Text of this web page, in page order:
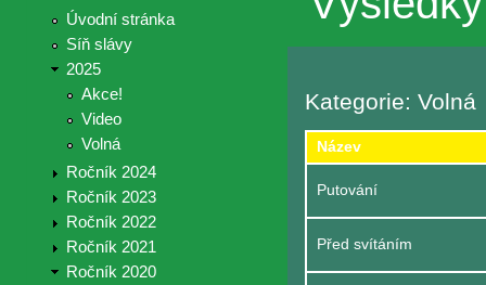
Úvodní stránka
Síň slávy
2025
Akce!
Video
Volná
Ročník 2024
Ročník 2023
Ročník 2022
Ročník 2021
Ročník 2020
Kategorie: Volná
Název
Putování
Před svítáním